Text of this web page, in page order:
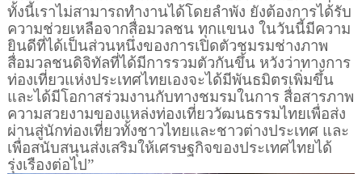
ทั้งนี้เราไม่สามารถทำงานได้โดยลำพัง ยังต้องการได้รับ
ความช่วยเหลือจากสื่อมวลชน ทุกแขนง ในวันนี้มีความ
ยินดีที่ได้เป็นส่วนหนึ่งของการเปิดตัวชมรมช่างภาพ
สื่อมวลชนดิจิทัลที่ได้มีการรวมตัวกันขึ้น หวังว่าทางการ
ท่องเที่ยวแห่งประเทศไทยเองจะได้มีพันธมิตรเพิ่มขึ้น
และได้มีโอกาสร่วมงานกับทางชมรมในการ สื่อสารภาพ
ความสวยงามของแหล่งท่องเที่ยววัฒนธรรมไทยเพื่อส่ง
ผ่านสู่นักท่องเที่ยวทั้งชาวไทยและชาวต่างประเทศ และ
เพื่อสนับสนุนส่งเสริมให้เศรษฐกิจของประเทศไทยได้
รุ่งเรืองต่อไป”